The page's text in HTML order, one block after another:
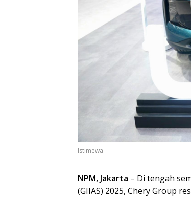
Istimewa
NPM, Jakarta – Di tengah
(GIIAS) 2025, Chery Group